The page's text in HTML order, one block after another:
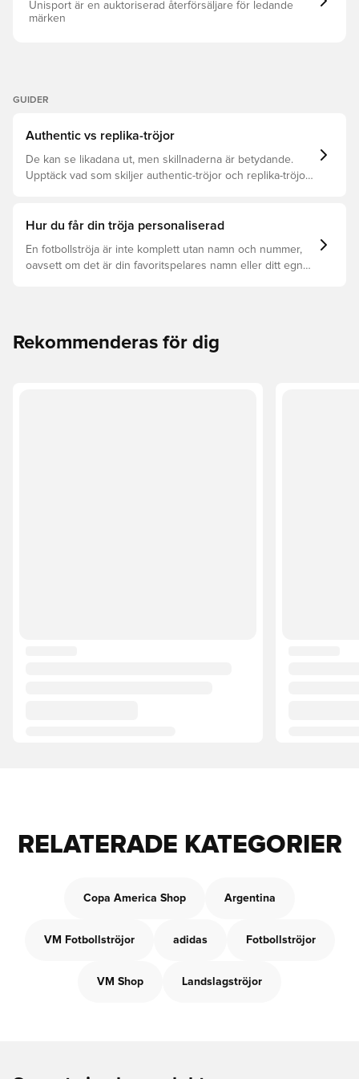
högsta nivå. Smal passform Krage Huvudmaterial: 100%
Polyester(100% Återvunnen) Transferstickat jacquard-tyg
Unisport är en auktoriserad återförsäljare för ledande
märken
GUIDER
Authentic vs replika-tröjor
De kan se likadana ut, men skillnaderna är betydande.
Upptäck vad som skiljer authentic-tröjor och replika-tröjor
Hur du får din tröja personaliserad
En fotbollströja är inte komplett utan namn och nummer,
oavsett om det är din favoritspelares namn eller ditt egna.
Rekommenderas för dig
RELATERADE KATEGORIER
Copa America Shop Argentina
VM Fotbollströjor adidas Fotbollströjor
VM Shop Landslagströjor